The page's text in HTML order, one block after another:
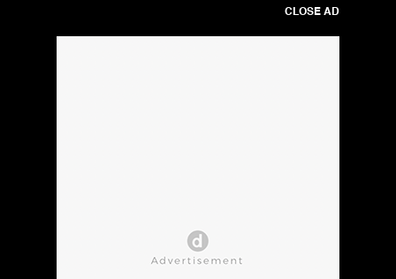
CLOSE AD